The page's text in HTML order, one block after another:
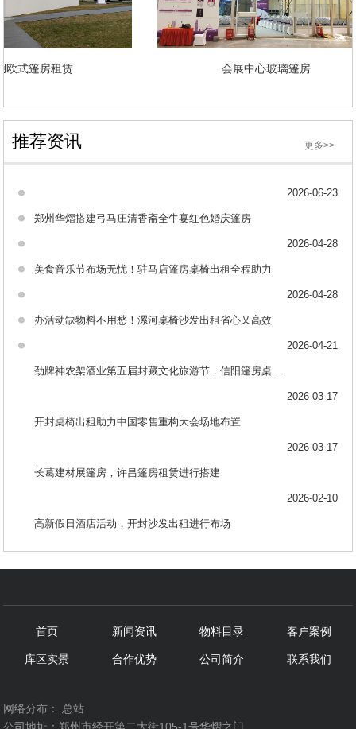
湖欧式篷房租赁 会展中心玻璃篷房
推荐资讯 更多>>
2026-06-23
郑州华熠搭建弓马庄清香斋全牛宴红色婚庆篷房
2026-04-28
美食音乐节布场无忧！驻马店篷房桌椅出租全程助力
2026-04-28
办活动缺物料不用愁！漯河桌椅沙发出租省心又高效
2026-04-21
劲牌神农架酒业第五届封藏文化旅游节，信阳篷房桌椅出租助力布场
2026-03-17
开封桌椅出租助力中国零售重构大会场地布置
2026-03-17
长葛建材展篷房，许昌篷房租赁进行搭建
2026-02-10
高新假日酒店活动，开封沙发出租进行布场
首页 新闻资讯 物料目录 客户案例
库区实景 合作优势 公司简介 联系我们
网络分布：总站